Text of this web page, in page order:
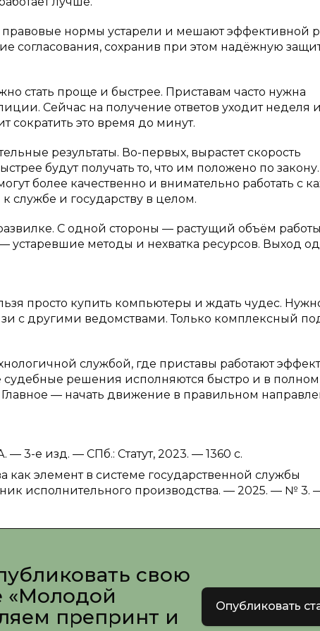
нормы устарели и мешают эффективной
согласования, сохранив при этом надёжную
стать проще и быстрее. Приставам часто нужна
Сейчас на получение ответов уходит неделя и
это время до минут.
результаты. Во-первых, вырастет скорость
будут получать то, что им положено по
более качественно и внимательно работать с
службе и государству в целом.
С одной стороны — растущий объём
устаревшие методы и нехватка ресурсов. Выход
просто купить компьютеры и ждать чудес.
с другими ведомствами. Только комплексный
службой, где приставы работают
судебные решения исполняются быстро и в полном
— начать движение в правильном
3-е изд. — СПб.: Статут, 2023. — 1360 с.
как элемент в системе государственной службы
исполнительного производства. — 2025. — № 3.
свою
«Молодой
препринт и
Опубликовать